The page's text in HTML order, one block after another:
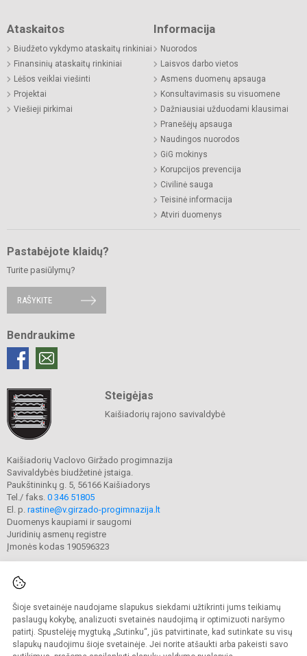
Šioje svetainėje naudojame slapukus siekdami užtikrinti jums teikiamų
paslaugų kokybę, analizuoti svetainės naudojimą ir optimizuoti naršymo
patirtį. Spustelėję mygtuką „Sutinku“, jūs patvirtinate, kad sutinkate su visų
slapukų naudojimu šioje svetainėje. Jei norite atšaukti arba pakeisti savo
Ataskaitos
Biudžeto vykdymo ataskaitų rinkiniai
Finansinių ataskaitų rinkiniai
Lėšos veiklai viešinti
Projektai
Viešieji pirkimai
Informacija
Nuorodos
Laisvos darbo vietos
Asmens duomenų apsauga
Konsultavimasis su visuomene
Dažniausiai užduodami klausimai
Pranešėjų apsauga
Naudingos nuorodos
GiG mokinys
Korupcijos prevencija
Civilinė sauga
Teisinė informacija
Atviri duomenys
Pastabėjote klaidų?
Turite pasiūlymų?
RAŠYKITE
Bendraukime
Steigėjas
Kaišiadorių rajono savivaldybė
Kaišiadorių Vaclovo Giržado progimnazija
Savivaldybės biudžetinė įstaiga.
Paukštininkų g. 5, 56166 Kaišiadorys
Tel./ faks. 0 346 51805
El. p. rastine@v.girzado-progimnazija.lt
Duomenys kaupiami ir saugomi
Juridinių asmenų registre
Įmonės kodas 190596323
© 2020. Kaišiadorių Vaclovo Giržado progimnazija. Visos teisės saugomos.
Kopijuoti turinį be raštiško gimnazijos sutikimo griežtai draudžiama.
Prieinamumo paraiška Slapukų valdymas